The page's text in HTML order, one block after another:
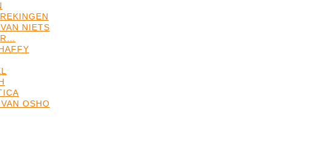
NIETS
OSHO